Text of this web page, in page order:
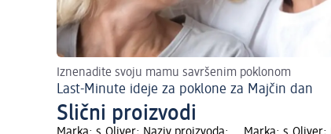
Iznenadite svoju mamu savršenim poklonom
Last-Minute ideje za poklone za Majčin dan
Slični proizvodi